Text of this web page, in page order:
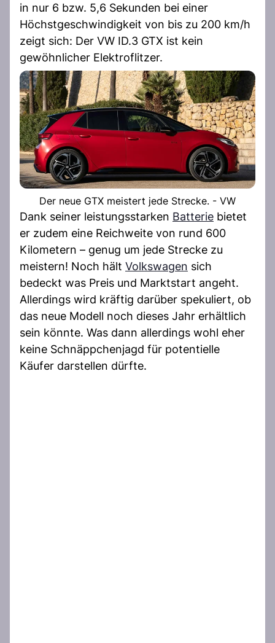
in nur 6 bzw. 5,6 Sekunden bei einer
Höchstgeschwindigkeit von bis zu 200 km/h
zeigt sich: Der VW ID.3 GTX ist kein
gewöhnlicher Elektroflitzer.
Der neue GTX meistert jede Strecke. - VW
Dank seiner leistungsstarken Batterie bietet
er zudem eine Reichweite von rund 600
Kilometern – genug um jede Strecke zu
meistern! Noch hält Volkswagen sich
bedeckt was Preis und Marktstart angeht.
Allerdings wird kräftig darüber spekuliert, ob
das neue Modell noch dieses Jahr erhältlich
sein könnte. Was dann allerdings wohl eher
keine Schnäppchenjagd für potentielle
Käufer darstellen dürfte.